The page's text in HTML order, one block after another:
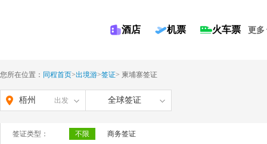
酒店 机票 火车票 更多
您所在位置： 同程首页>出境游>签证> 柬埔寨签证
梧州 出发 全球签证
签证类型： 不限 商务签证